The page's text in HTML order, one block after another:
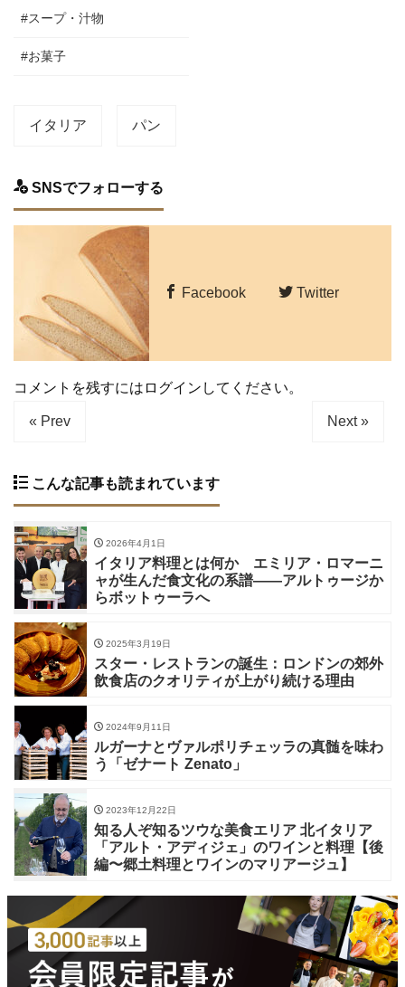
#スープ・汁物
#お菓子
イタリア パン
SNSでフォローする
Facebook Twitter
コメントを残すにはログインしてください。
« Prev Next »
こんな記事も読まれています
2026年4月1日
イタリア料理とは何か エミリア・ロマーニ
ャが生んだ食文化の系譜——アルトゥージか
らボットゥーラへ
2025年3月19日
スター・レストランの誕生：ロンドンの郊外
飲食店のクオリティが上がり続ける理由
2024年9月11日
ルガーナとヴァルポリチェッラの真髄を味わ
う「ゼナート Zenato」
2023年12月22日
知る人ぞ知るツウな美食エリア 北イタリア
「アルト・アディジェ」のワインと料理【後
編〜郷土料理とワインのマリアージュ】